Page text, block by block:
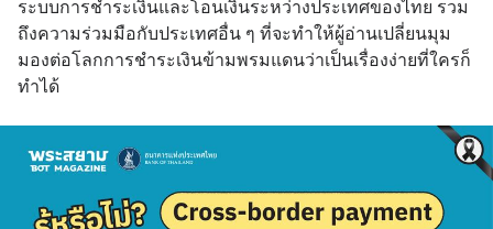
ระบบการชำระเงินและโอนเงินระหว่างประเทศของไทย รวม
ถึงความร่วมมือกับประเทศอื่น ๆ ที่จะทำให้ผู้อ่านเปลี่ยนมุม
มองต่อโลกการชำระเงินข้ามพรมแดนว่าเป็นเรื่องง่ายที่ใครก็
ทำได้